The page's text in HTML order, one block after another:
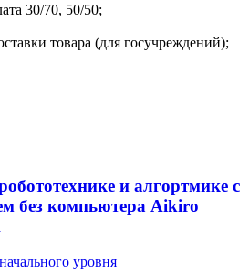
30/70, 50/50;
товара (для госучреждений);
и алгортмике с
без компьютера Aikiro
уровня